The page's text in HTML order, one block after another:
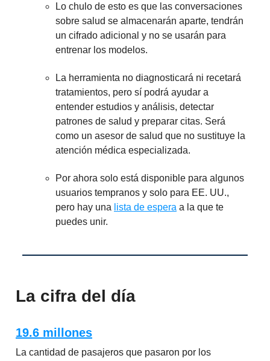
Lo chulo de esto es que las conversaciones
sobre salud se almacenarán aparte, tendrán
un cifrado adicional y no se usarán para
entrenar los modelos.
La herramienta no diagnosticará ni recetará
tratamientos, pero sí podrá ayudar a
entender estudios y análisis, detectar
patrones de salud y preparar citas. Será
como un asesor de salud que no sustituye la
atención médica especializada.
Por ahora solo está disponible para algunos
usuarios tempranos y solo para EE. UU.,
pero hay una lista de espera a la que te
puedes unir.
La cifra del día
19.6 millones
La cantidad de pasajeros que pasaron por los